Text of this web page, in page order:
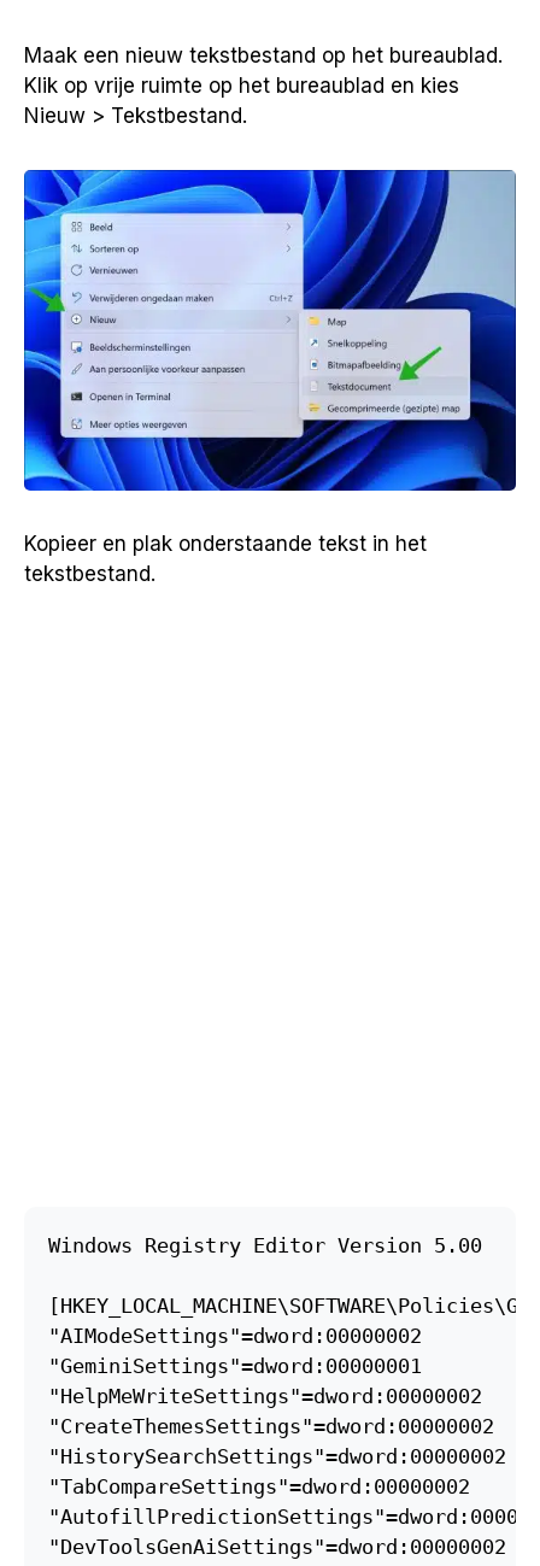
Maak een nieuw tekstbestand op het bureaublad.
Klik op vrije ruimte op het bureaublad en kies
Nieuw > Tekstbestand.
Kopieer en plak onderstaande tekst in het
tekstbestand.
Windows Registry Editor Version 5.00
"AIModeSettings"=dword:00000002
"GeminiSettings"=dword:00000001
"HelpMeWriteSettings"=dword:00000002
"CreateThemesSettings"=dword:00000002
"HistorySearchSettings"=dword:00000002
"TabCompareSettings"=dword:00000002
"DevToolsGenAiSettings"=dword:00000002